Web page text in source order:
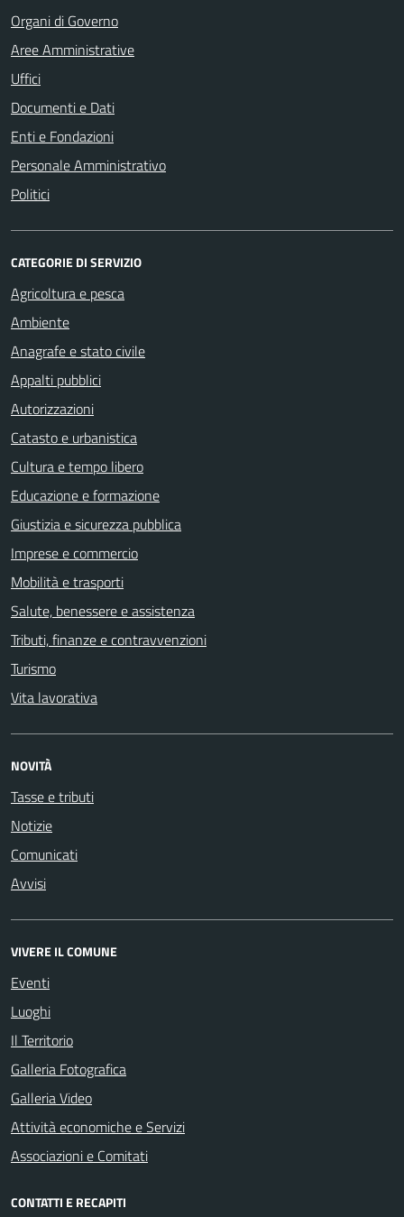
Organi di Governo
Aree Amministrative
Uffici
Documenti e Dati
Enti e Fondazioni
Personale Amministrativo
Politici
CATEGORIE DI SERVIZIO
Agricoltura e pesca
Ambiente
Anagrafe e stato civile
Appalti pubblici
Autorizzazioni
Catasto e urbanistica
Cultura e tempo libero
Educazione e formazione
Giustizia e sicurezza pubblica
Imprese e commercio
Mobilità e trasporti
Salute, benessere e assistenza
Tributi, finanze e contravvenzioni
Turismo
Vita lavorativa
NOVITÀ
Tasse e tributi
Notizie
Comunicati
Avvisi
VIVERE IL COMUNE
Eventi
Luoghi
Il Territorio
Galleria Fotografica
Galleria Video
Attività economiche e Servizi
Associazioni e Comitati
CONTATTI E RECAPITI